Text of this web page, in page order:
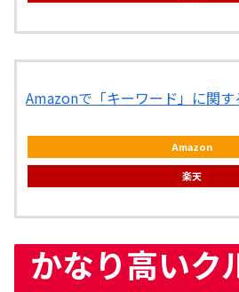
Amazonで「キーワード」に関す
Amazon
楽天
かなり高いク